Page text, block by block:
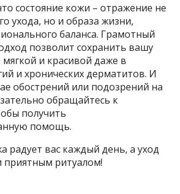
состояние кожи – отражение не
ухода, но и образа жизни,
баланса. Грамотный
позволит сохранить вашу
и красивой даже в
и хронических дерматитов. И
обострений или подозрений на
обращайтесь к
получить
помощь.
радует вас каждый день, а уход
приятным ритуалом!